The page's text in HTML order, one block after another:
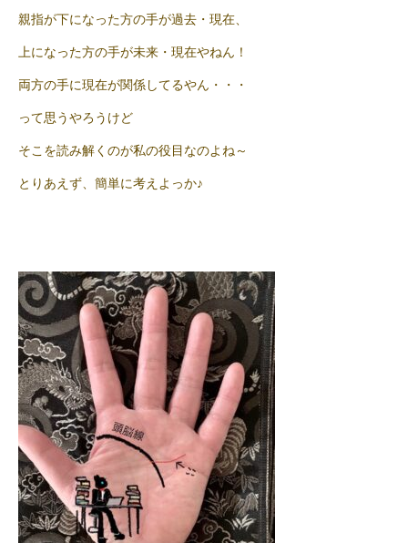
親指が下になった方の手が過去・現在、
上になった方の手が未来・現在やねん！
両方の手に現在が関係してるやん・・・
って思うやろうけど
そこを読み解くのが私の役目なのよね～
とりあえず、簡単に考えよっか♪